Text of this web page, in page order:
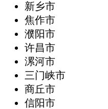
新乡市
焦作市
濮阳市
许昌市
漯河市
三门峡市
商丘市
信阳市